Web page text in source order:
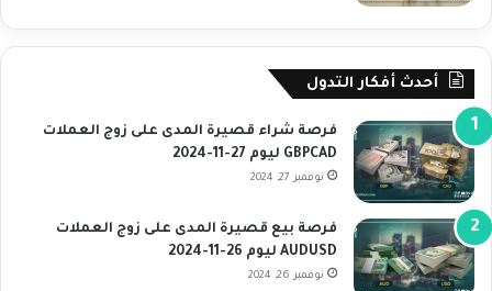
أحدث أفكار التدول
فرصة شراء قصيرة المدى على زوج العملات
GBPCAD ليوم 27-11-2024
نوفمبر 27, 2024
فرصة بيع قصيرة المدى على زوج العملات
AUDUSD ليوم 26-11-2024
نوفمبر 26, 2024